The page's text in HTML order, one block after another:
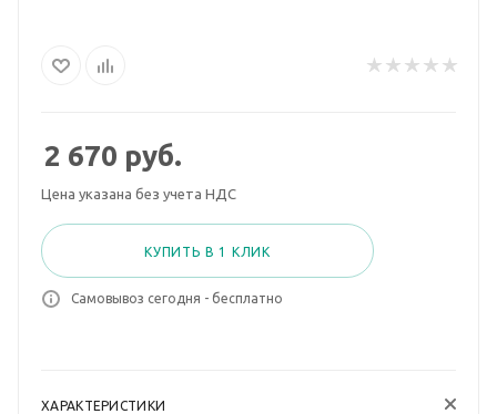
2 670 руб.
Цена указана без учета НДС
КУПИТЬ В 1 КЛИК
Самовывоз сегодня - бесплатно
ХАРАКТЕРИСТИКИ